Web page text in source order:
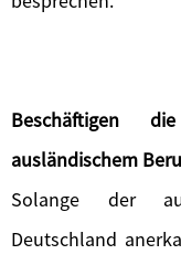
Beschäftigen
ausländischem
Solange der
Deutschland